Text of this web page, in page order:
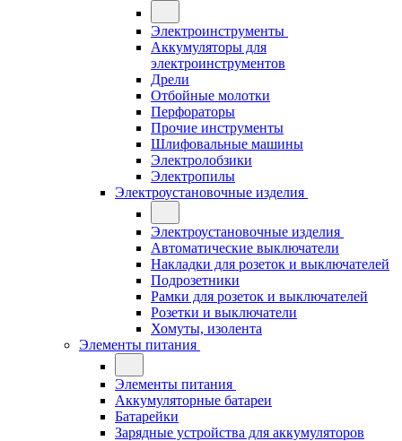
Электроинструменты
Аккумуляторы для
электроинструментов
Дрели
Отбойные молотки
Перфораторы
Прочие инструменты
Шлифовальные машины
Электролобзики
Электропилы
Электроустановочные изделия
Электроустановочные изделия
Автоматические выключатели
Накладки для розеток и выключателей
Подрозетники
Рамки для розеток и выключателей
Розетки и выключатели
Хомуты, изолента
Элементы питания
Элементы питания
Аккумуляторные батареи
Батарейки
Зарядные устройства для аккумуляторов